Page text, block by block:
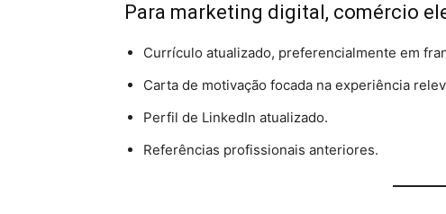
Para marketing digital, comércio
Currículo atualizado, preferencialmente em
Carta de motivação focada na experiência
Perfil de LinkedIn atualizado.
Referências profissionais anteriores.